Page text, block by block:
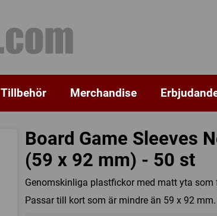
Tillbehör Merchandise
Board Game Sleeves
(59 x 92 mm) - 50 st
Genomskinliga plastfickor med matt yta som
Passar till kort som är mindre än 59 x 92 mm.